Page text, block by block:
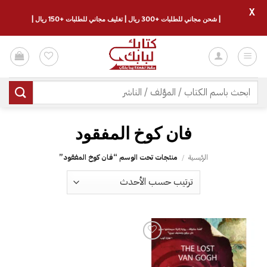
للمحتوى
البحث
عن:
فان كوخ المفقود
الرئيسية / منتجات تحت الوسم “فان كوخ المفقود”
إضافة
قائمة
| شحن مجاني للطلبات +300 ريال | تغليف مجاني للطلبات +150 ريال |
X